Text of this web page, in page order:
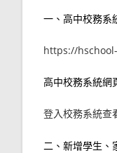
一、高中校務系
https://
高中校務系統網
登入校務系統查
二、新增學生、